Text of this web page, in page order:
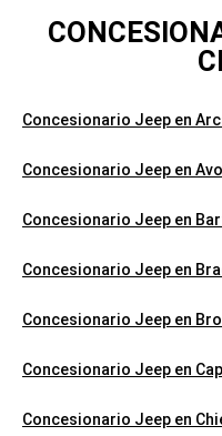
Concesionario Jeep en
Concesionario Jeep en
Concesionario Jeep en
Concesionario Jeep en
Concesionario Jeep en
Concesionario Jeep en
Concesionario Jeep en